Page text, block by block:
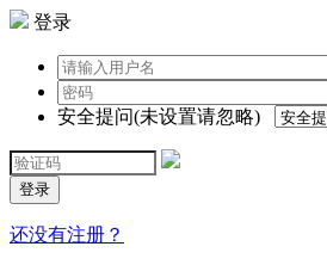
登录
安全提问(未设置请忽略)
登录
还没有注册？